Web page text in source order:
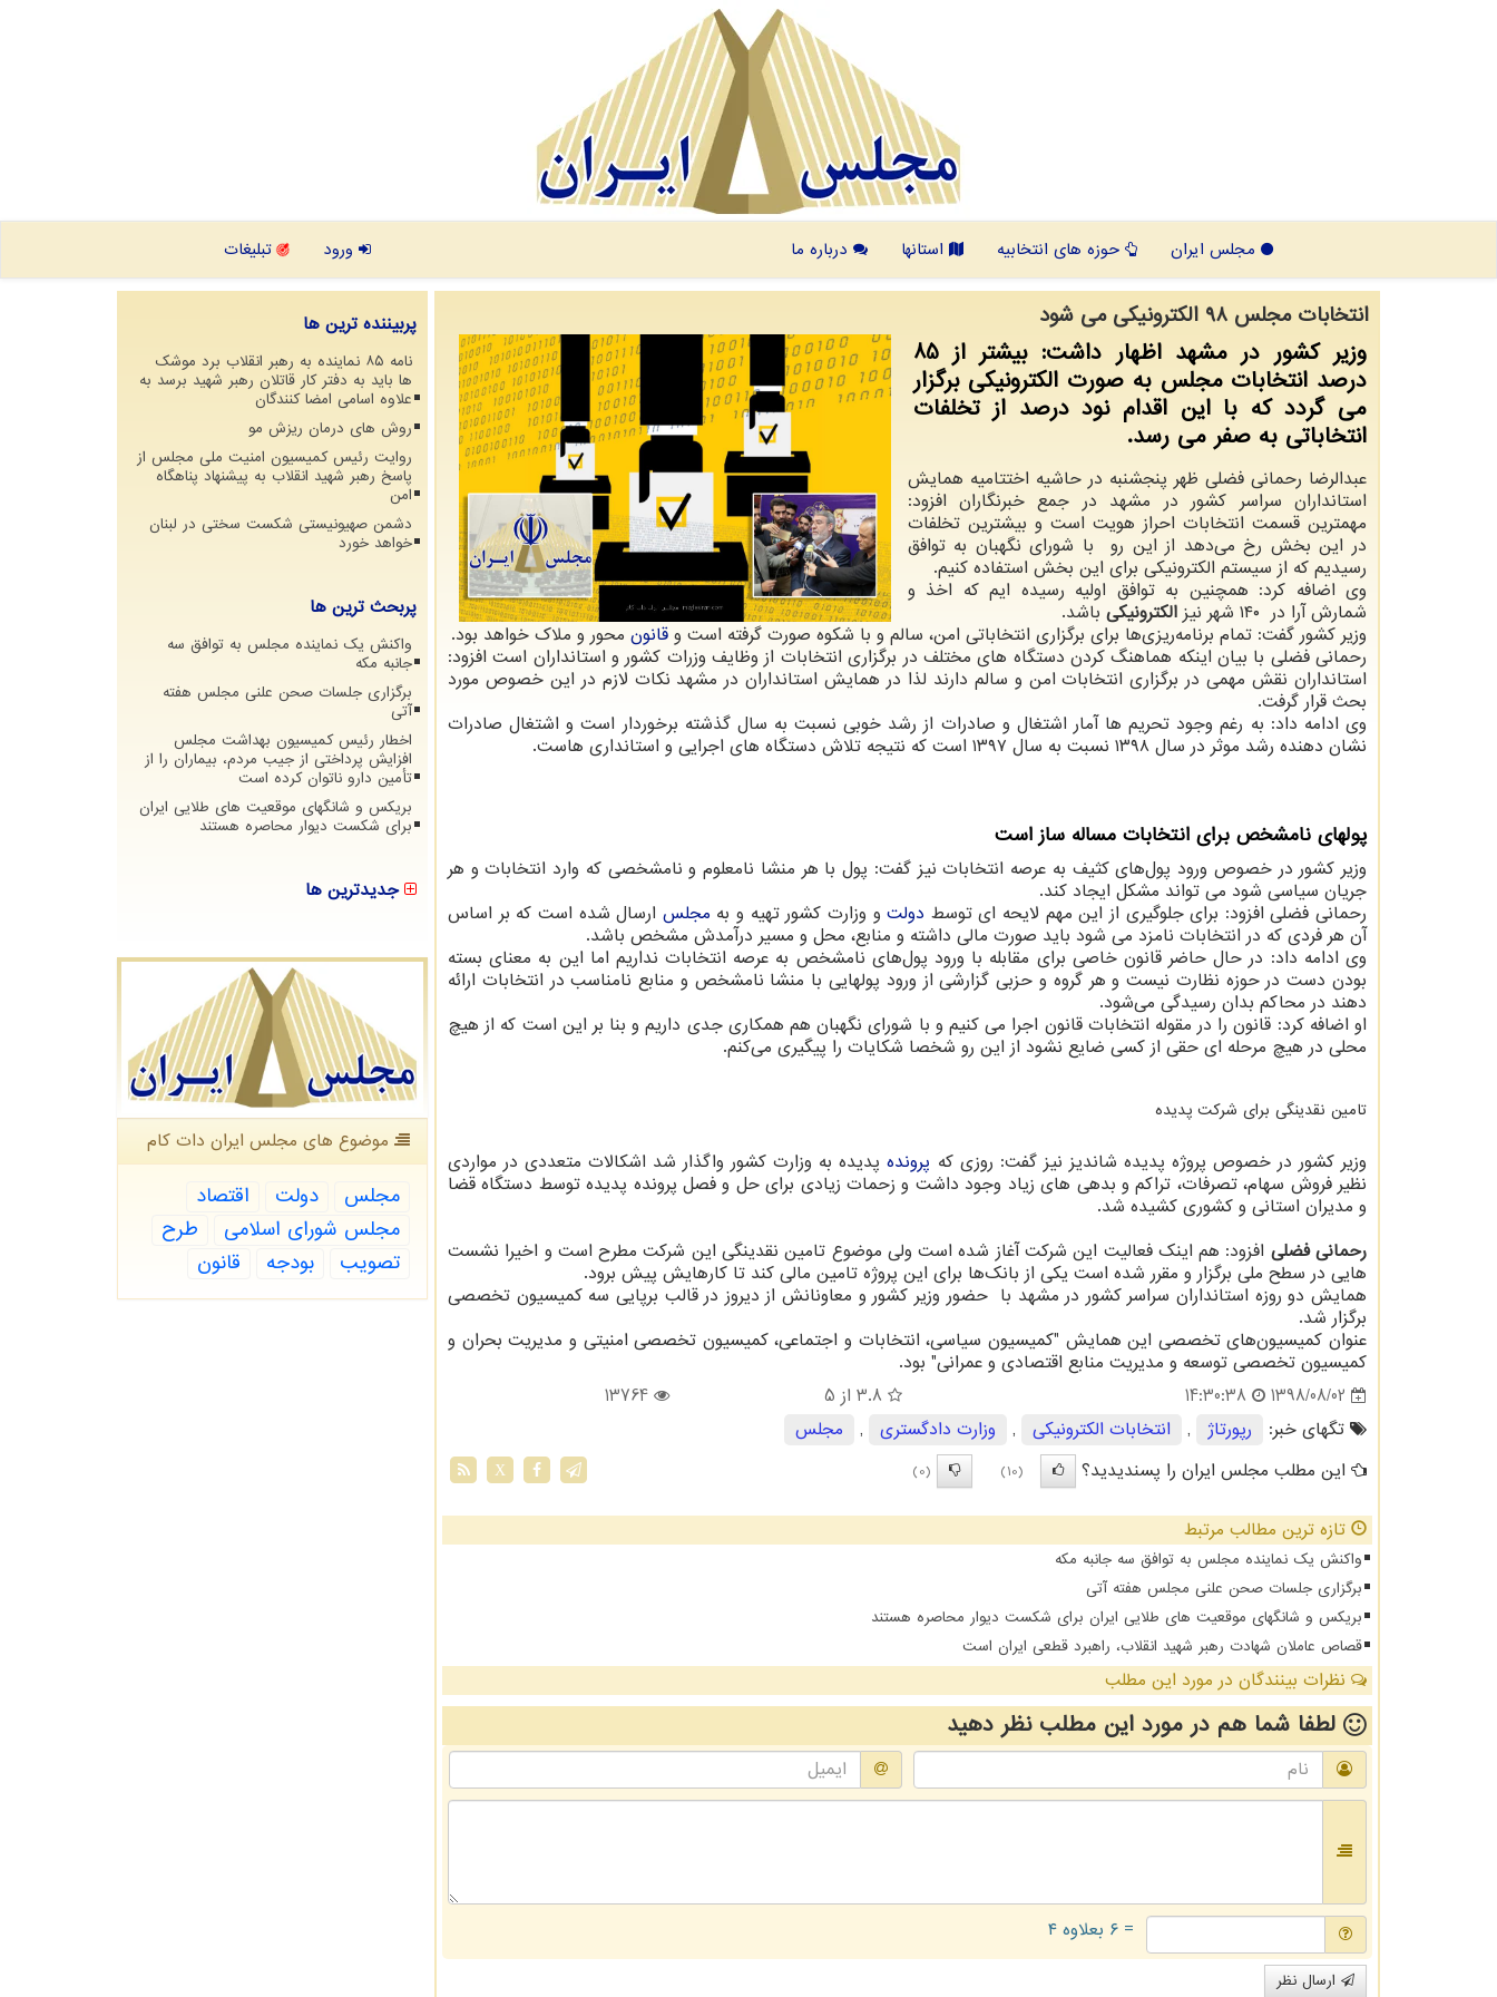
مجلس ایران حوزه های انتخابیه استانها درباره ما ورود تبلیغات
انتخابات مجلس 98 الكترونیكی می شود
وزیر كشور در مشهد اظهار داشت: بیشتر از 85
درصد انتخابات مجلس به صورت الكترونیكی برگزار
می گردد كه با این اقدام نود درصد از تخلفات
انتخاباتی به صفر می رسد.
عبدالرضا رحمانی فضلی ظهر پنجشنبه در حاشیه اختتامیه همایش
استانداران سراسر كشور در مشهد در جمع خبرنگاران افزود:
مهمترین قسمت انتخابات احراز هویت است و بیشترین تخلفات
در این بخش رخ می‌دهد از این رو با شورای نگهبان به توافق
رسیدیم كه از سیستم الكترونیكی برای این بخش استفاده كنیم.
وی اضافه كرد: همچنین به توافق اولیه رسیده ایم كه اخذ و
شمارش آرا در ۱۴۰ شهر نیز
الكترونیكی باشد.
وزیر كشور گفت: تمام برنامه‌ریزی‌ها برای برگزاری انتخاباتی امن، سالم و با شكوه صورت گرفته است و قانون محور و ملاك خواهد بود.
رحمانی فضلی با بیان اینكه هماهنگ كردن دستگاه های مختلف در برگزاری انتخابات از وظایف وزرات كشور و استانداران است افزود:
استانداران نقش مهمی در برگزاری انتخابات امن و سالم دارند لذا در همایش استانداران در مشهد نكات لازم در این خصوص مورد
بحث قرار گرفت.
وی ادامه داد: به رغم وجود تحریم ها آمار اشتغال و صادرات از رشد خوبی نسبت به سال گذشته برخوردار است و اشتغال صادرات
نشان دهنده رشد موثر در سال ۱۳۹۸ نسبت به سال ۱۳۹۷ است كه نتیجه تلاش دستگاه های اجرایی و استانداری هاست.
پولهای نامشخص برای انتخابات مساله ساز است
وزیر كشور در خصوص ورود پول‌های كثیف به عرصه انتخابات نیز گفت: پول با هر منشا نامعلوم و نامشخصی كه وارد انتخابات و هر
جریان سیاسی شود می تواند مشكل ایجاد كند.
رحمانی فضلی افزود: برای جلوگیری از این مهم لایحه ای توسط دولتو وزارت كشور تهیه و به مجلس ارسال شده است كه بر اساس
آن هر فردی كه در انتخابات نامزد می شود باید صورت مالی داشته و منابع، محل و مسیر درآمدش مشخص باشد.
وی ادامه داد: در حال حاضر قانون خاصی برای مقابله با ورود پول‌های نامشخص به عرصه انتخابات نداریم اما این به معنای بسته
بودن دست در حوزه نظارت نیست و هر گروه و حزبی گزارشی از ورود پولهایی با منشا نامشخص و منابع نامناسب در انتخابات ارائه
دهند در محاكم بدان رسیدگی می‌شود.
او اضافه كرد: قانون را در مقوله انتخابات قانون اجرا می كنیم و با شورای نگهبان هم همكاری جدی داریم و بنا بر این است كه از هیچ
محلی در هیچ مرحله ای حقی از كسی ضایع نشود از این رو شخصا شكایات را پیگیری می‌كنم.
تامین نقدینگی برای شركت پدیده
وزیر كشور در خصوص پروژه پدیده شاندیز نیز گفت: روزی كه پروندهپدیده به وزارت كشور واگذار شد اشكالات متعددی در مواردی
نظیر فروش سهام، تصرفات، تراكم و بدهی های زیاد وجود داشت و زحمات زیادی برای حل و فصل پرونده پدیده توسط دستگاه قضا
و مدیران استانی و كشوری كشیده شد.
رحمانی فضلی افزود: هم اینك فعالیت این شركت آغاز شده است ولی موضوع تامین نقدینگی این شركت مطرح است و اخیرا نشست
هایی در سطح ملی برگزار و مقرر شده است یكی از بانك‌ها برای این پروژه تامین مالی كند تا كارهایش پیش برود.
همایش دو روزه استانداران سراسر كشور در مشهد با حضور وزیر كشور و معاونانش از دیروز در قالب برپایی سه كمیسیون تخصصی
برگزار شد.
عنوان كمیسیون‌های تخصصی این همایش "كمیسیون سیاسی، انتخابات و اجتماعی، كمیسیون تخصصی امنیتی و مدیریت بحران و
كمیسیون تخصصی توسعه و مدیریت منابع اقتصادی و عمرانی" بود.
1398/08/02
14:30:38
3.8 از 5
13764
تگهای خبر:
رپورتاژ , انتخابات الكترونیكی , وزارت دادگستری ,
مجلس
این مطلب مجلس ایران را پسندیدید؟
(10)
(0)
X
تازه ترین مطالب مرتبط
واکنش یک نماینده مجلس به توافق سه جانبه مکه
برگزاری جلسات صحن علنی مجلس هفته آتی
بریکس و شانگهای موقعیت های طلایی ایران برای شکست دیوار محاصره هستند
قصاص عاملان شهادت رهبر شهید انقلاب، راهبرد قطعی ایران است
نظرات بینندگان در مورد این مطلب
لطفا شما هم در مورد این مطلب نظر دهید
= ۶ بعلاوه ۴
ارسال نظر
پربیننده ترین ها
نامه ۸۵ نماینده به رهبر انقلاب برد موشک
ها باید به دفتر کار قاتلان رهبر شهید برسد به
علاوه اسامی امضا کنندگان
روش های درمان ریزش مو
روایت رئیس کمیسیون امنیت ملی مجلس از
پاسخ رهبر شهید انقلاب به پیشنهاد پناهگاه
امن
دشمن صهیونیستی شکست سختی در لبنان
خواهد خورد
پربحث ترین ها
واکنش یک نماینده مجلس به توافق سه
جانبه مکه
برگزاری جلسات صحن علنی مجلس هفته
آتی
اخطار رئیس کمیسیون بهداشت مجلس
افزایش پرداختی از جیب مردم، بیماران را از
تأمین دارو ناتوان کرده است
بریکس و شانگهای موقعیت های طلایی ایران
برای شکست دیوار محاصره هستند
جدیدترین ها
موضوع های مجلس ایران دات كام
مجلس دولت
اقتصاد
مجلس شورای اسلامی
طرح
تصویب
بودجه قانون